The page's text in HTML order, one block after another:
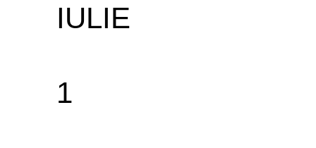
IULIE
1